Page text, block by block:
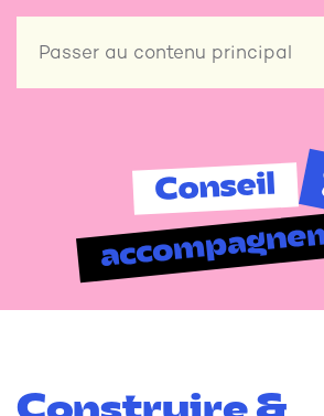
Passer au contenu principal
Conseil